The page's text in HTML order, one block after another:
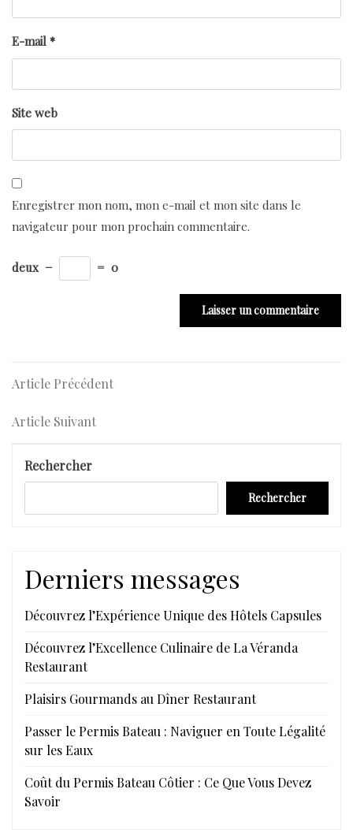
E-mail *
Site web
Enregistrer mon nom, mon e-mail et mon site dans le
navigateur pour mon prochain commentaire.
deux − = 0
Navigation
de
Article
Article Précédent
Article
Article Suivant
Rechercher
Rechercher
Derniers messages
Découvrez l’Expérience Unique des Hôtels Capsules
Découvrez l’Excellence Culinaire de La Véranda
Restaurant
Plaisirs Gourmands au Dîner Restaurant
Passer le Permis Bateau : Naviguer en Toute Légalité
sur les Eaux
Coût du Permis Bateau Côtier : Ce Que Vous Devez
Savoir